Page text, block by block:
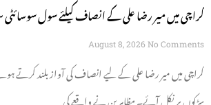
کراچی میں میر رضا علی کے انصاف کیلئے سول سوسائٹی
August 8, 2026 No Comments
کراچی میں میر رضا علی کے لیے انصاف کی آواز بلند کرتے
سڑکوں پر نکل آئے۔ مظاہرین نے واقعے کی